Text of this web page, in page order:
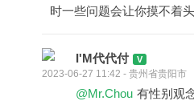
时一些问题会让你摸不着头
I'M代代付
2023-06-27 11:42 - 贵州省贵阳市
@Mr.Chou 有性别观